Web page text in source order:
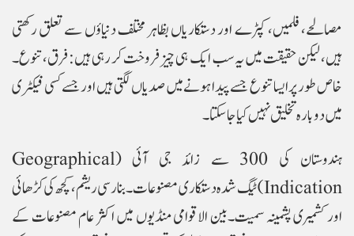
مصالحے، فلمیں، کپڑے اور دستکاریاں بظاہر مختلف دنیاؤں سے تعلق رکھتی
ہیں، لیکن حقیقت میں یہ سب ایک ہی چیز فروخت کر رہی ہیں: فرق، تنوع۔
خاص طور پر ایسا تنوع جسے پیدا ہونے میں صدیاں لگتی ہیں اور جسے کسی فیکٹری
میں دوبارہ تخلیق نہیں کیا جا سکتا۔
ہندوستان کی 300 سے زائد جی آئی (Geographical
Indication) ٹیگ شدہ دستکاری مصنوعات۔بنارسی ریشم، کچھ کی کڑھائی
اور کشمیری پشمینہ سمیت۔بین الاقوامی منڈیوں میں اکثر عام مصنوعات کے